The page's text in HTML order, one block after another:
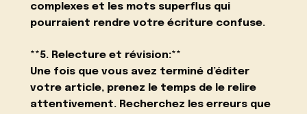
complexes et les mots superflus qui
pourraient rendre votre écriture confuse.
**5. Relecture et révision:**
Une fois que vous avez terminé d’éditer
votre article, prenez le temps de le relire
attentivement. Recherchez les erreurs que